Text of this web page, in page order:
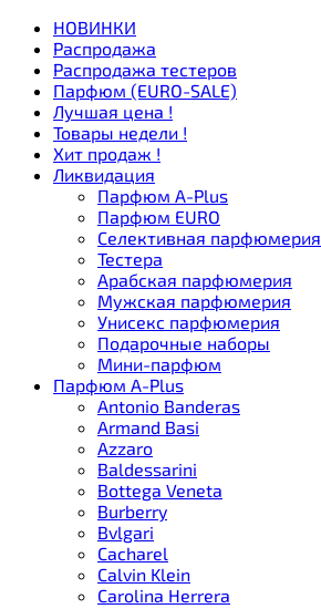
НОВИНКИ
Распродажа
Распродажа тестеров
Парфюм (EURO-SALE)
Лучшая цена !
Товары недели !
Хит продаж !
Ликвидация
Парфюм A-Plus
Парфюм EURO
Селективная парфюмерия
Тестера
Арабская парфюмерия
Мужская парфюмерия
Унисекс парфюмерия
Подарочные наборы
Мини-парфюм
Парфюм A-Plus
Antonio Banderas
Armand Basi
Azzaro
Baldessarini
Bottega Veneta
Burberry
Bvlgari
Cacharel
Calvin Klein
Carolina Herrera